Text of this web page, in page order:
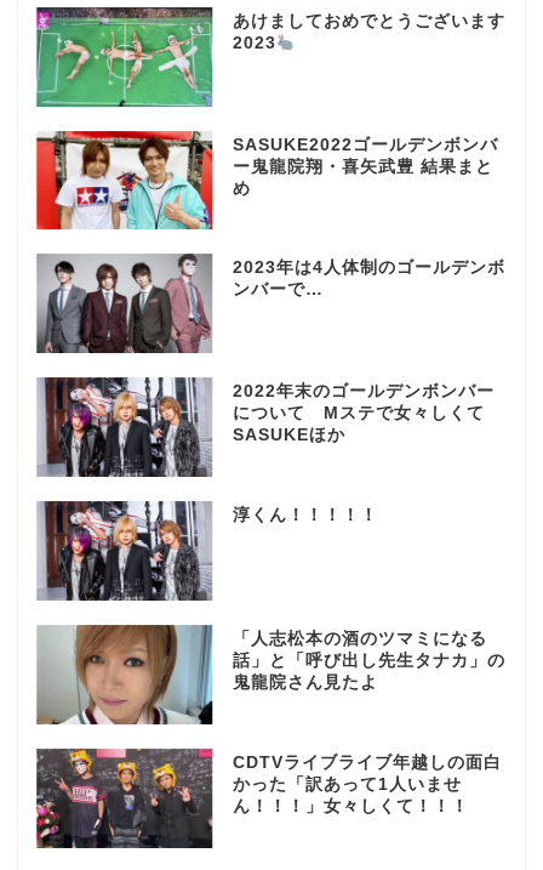
あけましておめでとうございます
2023
SASUKE2022ゴールデンボンバ
ー鬼龍院翔・喜矢武豊 結果まと
め
2023年は4人体制のゴールデンボ
ンバーで…
2022年末のゴールデンボンバー
について Mステで女々しくて
SASUKEほか
淳くん！！！！！
「人志松本の酒のツマミになる
話」と「呼び出し先生タナカ」の
鬼龍院さん見たよ
CDTVライブライブ年越しの面白
かった「訳あって1人いませ
ん！！！」女々しくて！！！